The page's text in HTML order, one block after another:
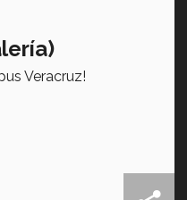
Veracruz!